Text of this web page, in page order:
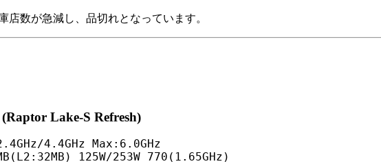
店数が急減し、品切れとなっています。
(Raptor Lake-S Refresh)
4.4GHz Max:6.0GHz
125W/253W 770(1.65GHz)